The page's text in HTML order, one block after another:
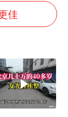
36岁男演员成景区NPC后人气爆棚
“不怕六爷挂得多 就怕六爷挂一颗”
台当局重金为“台独”织“皇帝新衣”
几元成本的AI广告导致千万市值蒸发
口碑
佳